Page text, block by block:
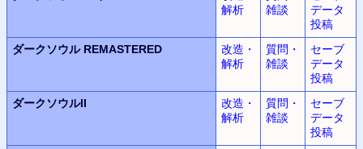
解析
雑談
データ
投稿
ダークソウル REMASTERED
改造・
解析
質問・
雑談
セーブ
データ
投稿
ダークソウルII
改造・
解析
質問・
雑談
セーブ
データ
投稿